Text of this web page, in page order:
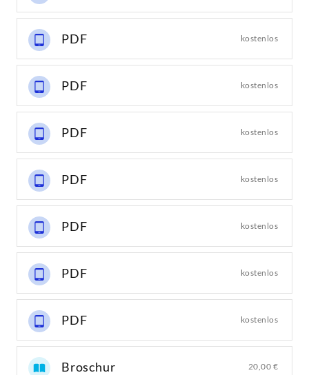
PDF kostenlos
PDF kostenlos
PDF kostenlos
PDF kostenlos
PDF kostenlos
PDF kostenlos
PDF kostenlos
Broschur 20,00 €